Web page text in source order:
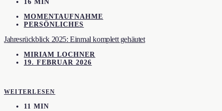
16 MIN
MOMENTAUFNAHME
PERSÖNLICHES
Jahresrückblick 2025: Einmal komplett gehäutet
MIRIAM LOCHNER
19. FEBRUAR 2026
WEITERLESEN
11 MIN